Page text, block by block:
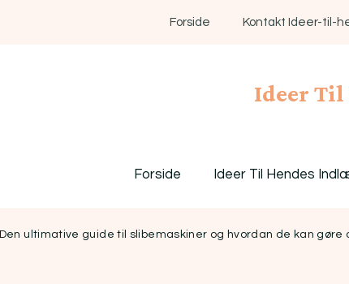
Forside Kontakt Ideer-til-
Ideer Til
Forside Ideer Til Hendes
Den ultimative guide til slibemaskiner og hvordan de kan gøre